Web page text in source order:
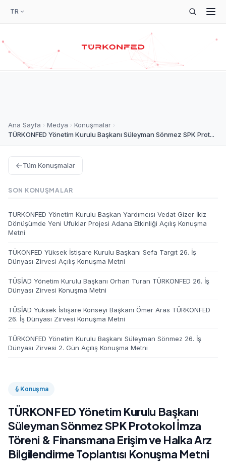
TR
Ana Sayfa Medya
Konuşmalar
TÜRKONFED Yönetim Kurulu Başkanı Süleyman Sönmez SPK Prot...
Konuşma
TÜRKONFED Yönetim Kurulu Başkanı
Süleyman Sönmez SPK Protokol İmza
Töreni & Finansmana Erişim ve Halka Arz
Bilgilendirme Toplantısı Konuşma Metni
Tüm Konuşmalar
SON KONUŞMALAR
TÜRKONFED Yönetim Kurulu Başkan Yardımcısı Vedat Gizer İkiz
Dönüşümde Yeni Ufuklar Projesi Adana Etkinliği Açılış Konuşma
Metni
TÜKONFED Yüksek İstişare Kurulu Başkanı Sefa Targıt 26. İş
Dünyası Zirvesi Açılış Konuşma Metni
TÜSİAD Yönetim Kurulu Başkanı Orhan Turan TÜRKONFED 26. İş
Dünyası Zirvesi Konuşma Metni
TÜSİAD Yüksek İstişare Konseyi Başkanı Ömer Aras TÜRKONFED
26. İş Dünyası Zirvesi Konuşma Metni
TÜRKONFED Yönetim Kurulu Başkanı Süleyman Sönmez 26. İş
Dünyası Zirvesi 2. Gün Açılış Konuşma Metni